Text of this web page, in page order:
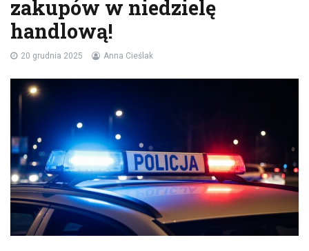
zakupów w niedzielę
handlową!
20 grudnia 2025 Anna Cieślak